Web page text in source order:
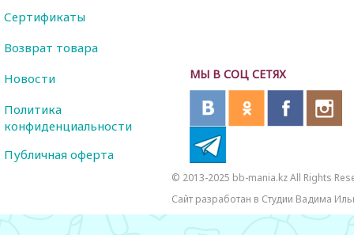
МЫ В СОЦ СЕТЯХ
Сертификаты
Возврат товара
Новости
Политика
конфиденциальности
Публичная оферта
© 2013-2025 bb-mania.kz All Rights
Сайт разработан в Студии Вадима